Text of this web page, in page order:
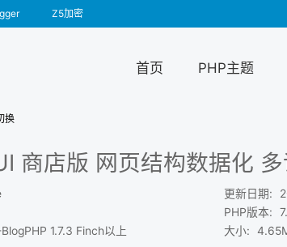
Z5加密
首页 PHP主题
换
商店版 网页结构数据化
1.7.3 Finch以上
更新日期:
PHP版本:
大小: